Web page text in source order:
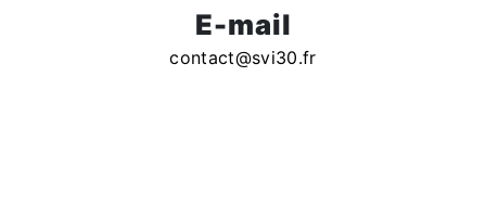
E-mail
contact@svi30.fr